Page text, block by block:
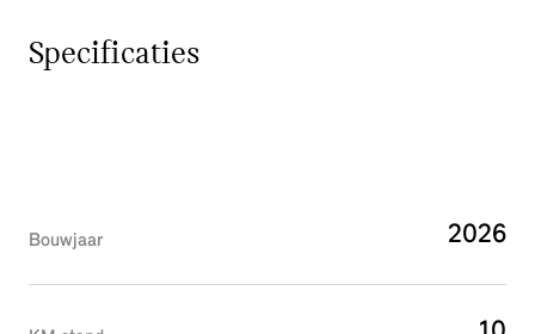
Specificaties
2026
Bouwjaar